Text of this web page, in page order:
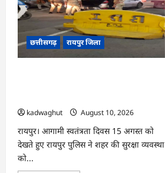
छत्तीसगढ़ रायपुर जिला
kadwaghut
August 10, 2026
रायपुर। आगामी स्वतंत्रता दिवस 15 अगस्त को
देखते हुए रायपुर पुलिस ने शहर की सुरक्षा व्यवस्था
को...